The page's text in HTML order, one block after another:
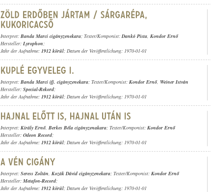
Interpret: Banda Marci cigányzenekara; Texter/Komponist:Dankó Pista, Kondor Ernő
Hersteller: Lyrophon;
Jahr der Aufnahme: 1912 körül; Datum der Veröffentlichung: 1970-01-01
Interpret: Banda Marci ifj. cigányzenekara; Texter/Komponist: Kondor Ernő, Weiner István
Hersteller: Special-Rekord;
Jahr der Aufnahme: 1912 körül; Datum der Veröffentlichung: 1970-01-01
Interpret: Király Ernő, Berkes Béla cigányzenakara; Texter/Komponist: Kondor Ernő
Hersteller: Odeon Record;
Jahr der Aufnahme: 1912 körül; Datum der Veröffentlichung: 1970-01-01
Interpret: Seress Zoltán, Kozák Dávid cigányzenekara; Texter/Komponist: Kondor Ernő
Hersteller: Metafon-Record;
Jahr der Aufnahme: 1912 körül; Datum der Veröffentlichung: 1970-01-01